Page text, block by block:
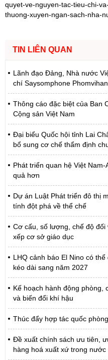
quyet-ve-nguyen-tac-tieu-chi-
thuong-xuyen-ngan-sach-nha-
TIN LIÊN QUAN
Lãnh đạo Đảng, Nhà nước
chí Saysomphone
Thông cáo đặc biệt của Ban
Cộng sản Việt Nam
Đại biểu Quốc hội tỉnh Lai
bổ sung cơ chế thẩm định
Phát triển quan hệ Việt
quả hơn
Dự án Luật Phát triển đô thị
tính đột phá về thể chế
Cơ cấu, số lượng, chế độ
xếp cơ sở giáo dục
LHQ cảnh báo El Nino có
kéo dài sang năm 2027
Kế hoạch hành động phòng,
và biến đổi khí hậu
Thúc đẩy hợp tác quốc
Đề xuất chính sách ưu tiên,
hàng hoá xuất xứ trong nước